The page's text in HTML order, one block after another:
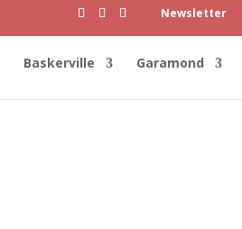
Newsletter
Baskerville Garamond